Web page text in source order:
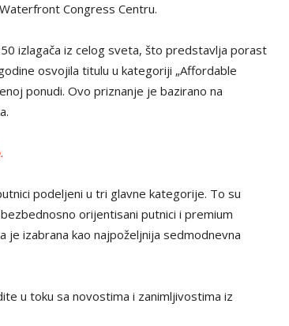
Congress Centru.
izlagača iz celog sveta, što predstavlja porast
osvojila titulu u kategoriji „Affordable
ponudi. Ovo priznanje je bazirano na
.
podeljeni u tri glavne kategorije. To su
orijentisani putnici i premium
je izabrana kao najpoželjnija sedmodnevna
u toku sa novostima i zanimljivostima iz